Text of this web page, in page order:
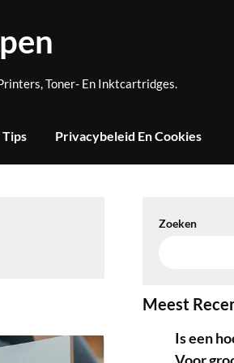
Toner- En Inktcartridges.
Tips Privacybeleid En Cookies
Zoeken
Meest
Is een